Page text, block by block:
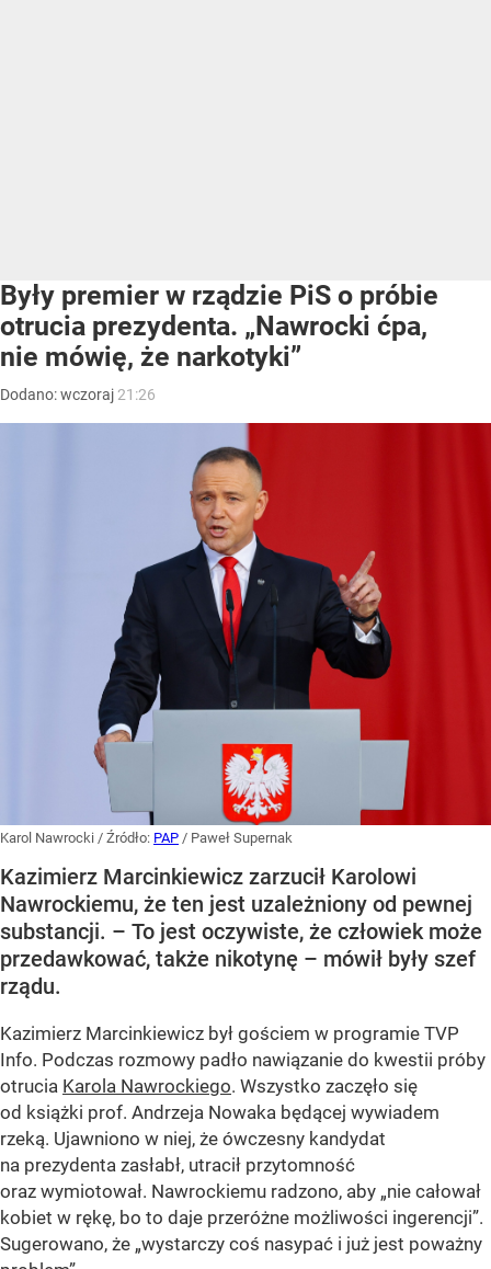
Były premier w rządzie PiS o próbie
otrucia prezydenta. „Nawrocki ćpa,
nie mówię, że narkotyki”
Dodano:wczoraj 21:26
Karol Nawrocki / Źródło: PAP / Paweł Supernak
Kazimierz Marcinkiewicz zarzucił Karolowi
Nawrockiemu, że ten jest uzależniony od pewnej
substancji. – To jest oczywiste, że człowiek może
przedawkować, także nikotynę – mówił były szef
rządu.
Kazimierz Marcinkiewicz był gościem w programie TVP
Info. Podczas rozmowy padło nawiązanie do kwestii próby
otrucia Karola Nawrockiego. Wszystko zaczęło się
od książki prof. Andrzeja Nowaka będącej wywiadem
rzeką. Ujawniono w niej, że ówczesny kandydat
na prezydenta zasłabł, utracił przytomność
oraz wymiotował. Nawrockiemu radzono, aby „nie całował
kobiet w rękę, bo to daje przeróżne możliwości ingerencji”.
Sugerowano, że „wystarczy coś nasypać i już jest poważny